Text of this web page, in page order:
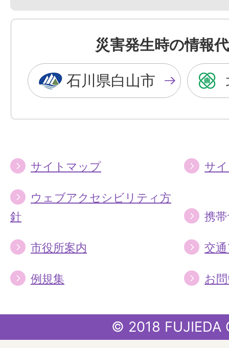
色
を
黒
色
に
色
を
青
色
に
災害発生時の情報
石川県白山市
サイトマップ サ
ウェブアクセシビリティ方
針
携
市役所案内 交
例規集 お
© 2018 FUJIEDA